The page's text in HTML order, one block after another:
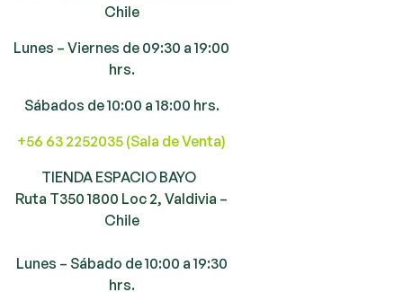
Chile
Lunes – Viernes de 09:30 a 19:00
hrs.
Sábados de 10:00 a 18:00 hrs.
+56 63 2252035 (Sala de Venta)
TIENDA ESPACIO BAYO
Ruta T350 1800 Loc 2, Valdivia –
Chile
Lunes – Sábado de 10:00 a 19:30
hrs.